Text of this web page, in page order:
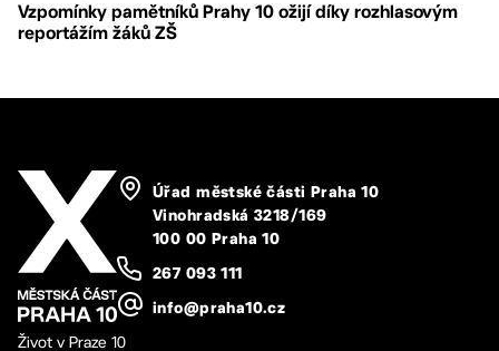
Vzpomínky pamětníků Prahy 10 ožijí díky rozhlasovým
reportážím žáků ZŠ
Úřad městské části Praha 10
Vinohradská 3218/169
100 00 Praha 10
267 093 111
info@praha10.cz
Život v Praze 10